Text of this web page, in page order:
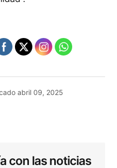
abril 09, 2025
electrónico no será
con las noticias